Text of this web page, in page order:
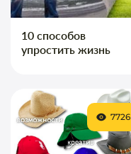
10 способов
упростить жизнь
7726